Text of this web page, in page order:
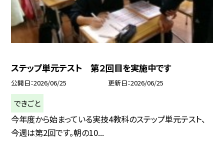
ステップ単元テスト 第２回目を実施中です
公開日 2026/06/25 更新日 2026/06/25
できごと
今年度から始まっている実技4教科のステップ単元テスト、
今週は第2回です。朝の10...